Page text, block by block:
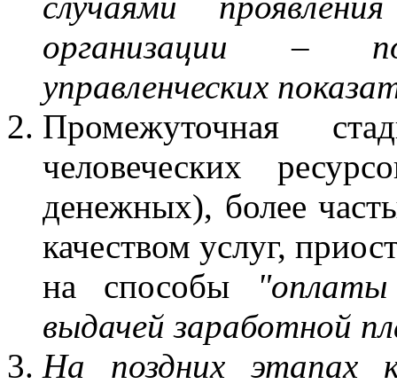
организации –
управленческих
Промежуточная
человеческих
денежных), более
качеством услуг,
на способы
"оплаты
выдачей заработной
На поздних этапах